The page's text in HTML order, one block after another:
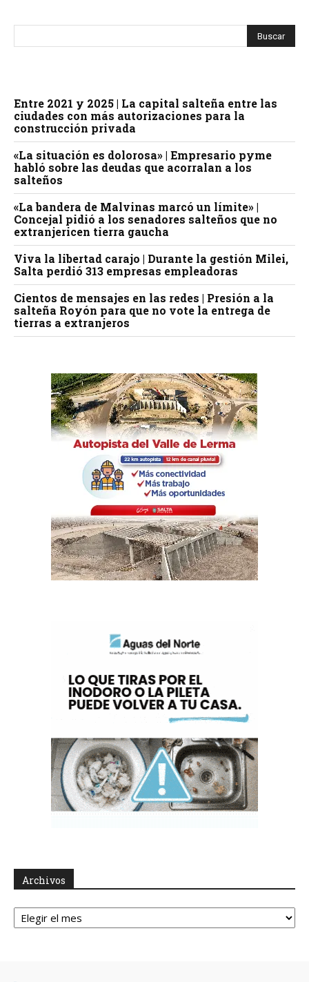
Entre 2021 y 2025 | La capital salteña entre las
ciudades con más autorizaciones para la
construcción privada
«La situación es dolorosa» | Empresario pyme
habló sobre las deudas que acorralan a los
salteños
«La bandera de Malvinas marcó un límite» |
Concejal pidió a los senadores salteños que no
extranjericen tierra gaucha
Viva la libertad carajo | Durante la gestión Milei,
Salta perdió 313 empresas empleadoras
Cientos de mensajes en las redes | Presión a la
salteña Royón para que no vote la entrega de
tierras a extranjeros
Archivos
Archivos